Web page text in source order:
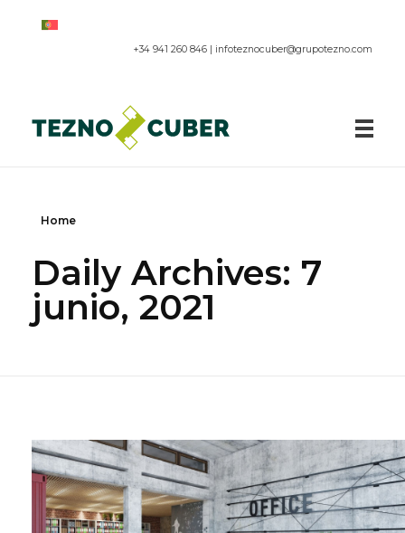
+34 941 260 846 | infoteznocuber@grupotezno.com
Home
Daily Archives: 7
junio, 2021